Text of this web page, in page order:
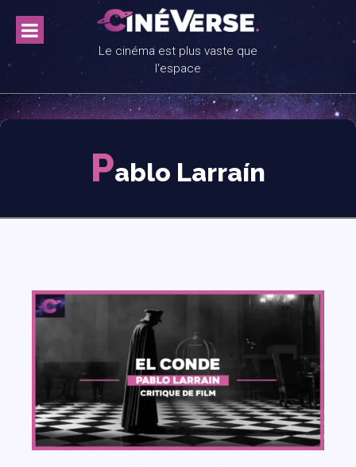
content
Le cinéma est plus vaste que
l'espace
Pablo Larraín